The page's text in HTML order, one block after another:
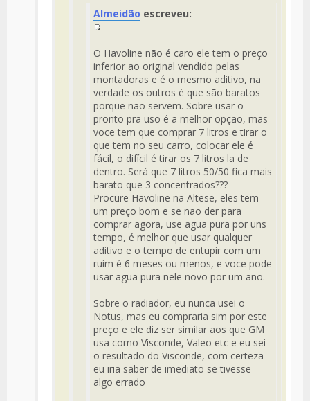
del
Mensaje
Almeidão escreveu:
del
Mensaje
O Havoline não é caro ele tem o preço
inferior ao original vendido pelas
montadoras e é o mesmo aditivo, na
verdade os outros é que são baratos
porque não servem. Sobre usar o
pronto pra uso é a melhor opção, mas
voce tem que comprar 7 litros e tirar o
que tem no seu carro, colocar ele é
fácil, o difícil é tirar os 7 litros la de
dentro. Será que 7 litros 50/50 fica mais
barato que 3 concentrados???
Procure Havoline na Altese, eles tem
um preço bom e se não der para
comprar agora, use agua pura por uns
tempo, é melhor que usar qualquer
aditivo e o tempo de entupir com um
ruim é 6 meses ou menos, e voce pode
usar agua pura nele novo por um ano.
Sobre o radiador, eu nunca usei o
Notus, mas eu compraria sim por este
preço e ele diz ser similar aos que GM
usa como Visconde, Valeo etc e eu sei
o resultado do Visconde, com certeza
eu iria saber de imediato se tivesse
algo errado